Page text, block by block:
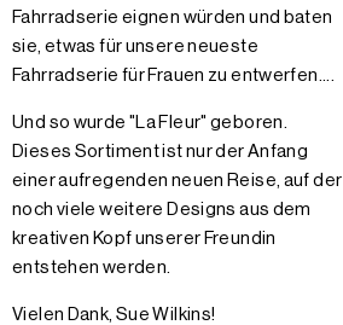
Fahrradserie eignen würden und baten
sie, etwas für unsere neueste
Fahrradserie für Frauen zu entwerfen....
Und so wurde "La Fleur" geboren.
Dieses Sortiment ist nur der Anfang
einer aufregenden neuen Reise, auf der
noch viele weitere Designs aus dem
kreativen Kopf unserer Freundin
entstehen werden.
Vielen Dank, Sue Wilkins!